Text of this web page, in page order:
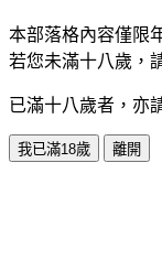
本部落格內容僅限
若您未滿十八歲，
已滿十八歲者，亦
我已滿18歲 離開